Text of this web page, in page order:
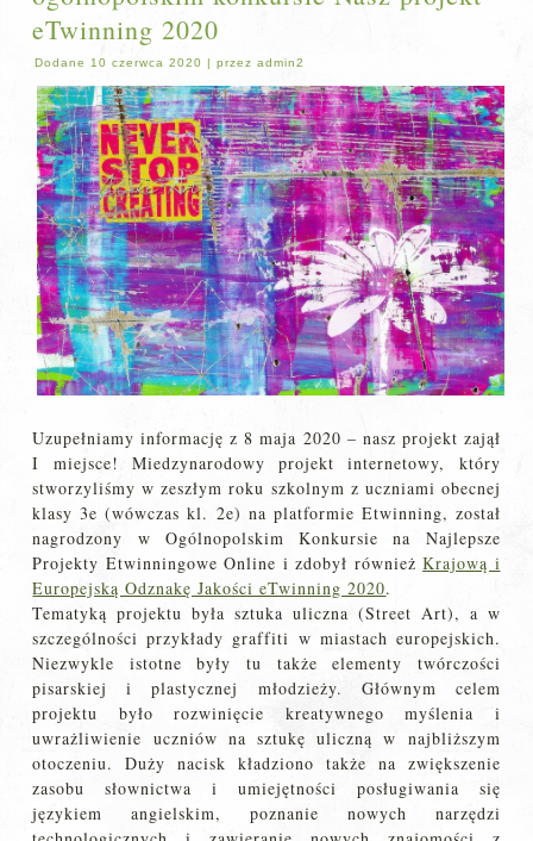
eTwinning 2020
Dodane 10 czerwca 2020 |przez admin2
Uzupełniamy informację z 8 maja 2020 – nasz projekt zajął
I miejsce! Miedzynarodowy projekt internetowy, który
stworzyliśmy w zeszłym roku szkolnym z uczniami obecnej
klasy 3e (wówczas kl. 2e) na platformie Etwinning, został
nagrodzony w Ogólnopolskim Konkursie na Najlepsze
Projekty Etwinningowe Online i zdobył równieżKrajową i
Europejską Odznakę Jakości eTwinning 2020.
Tematyką projektu była sztuka uliczna (Street Art), a w
szczególności przykłady graffiti w miastach europejskich.
Niezwykle istotne były tu także elementy twórczości
pisarskiej i plastycznej młodzieży. Głównym celem
projektu było rozwinięcie kreatywnego myślenia i
uwrażliwienie uczniów na sztukę uliczną w najbliższym
otoczeniu. Duży nacisk kładziono także na zwiększenie
zasobu słownictwa i umiejętności posługiwania się
językiem angielskim, poznanie nowych narzędzi